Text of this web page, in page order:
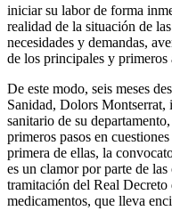
iniciar su labor de forma
realidad de la situación de
necesidades y demandas,
de los principales y
De este modo, seis meses
Sanidad, Dolors Montserrat,
sanitario de su
primeros pasos en
primera de ellas, la
es un clamor por parte de
tramitación del Real
medicamentos, que lleva